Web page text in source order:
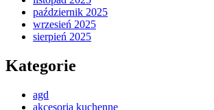
październik 2025
wrzesień 2025
sierpień 2025
Kategorie
agd
akcesoria kuchenne